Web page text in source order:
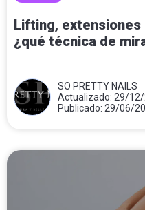
Lifting, extensiones
¿qué técnica de
SO PRETTY NAILS
Actualizado: 29/
Publicado: 29/06/